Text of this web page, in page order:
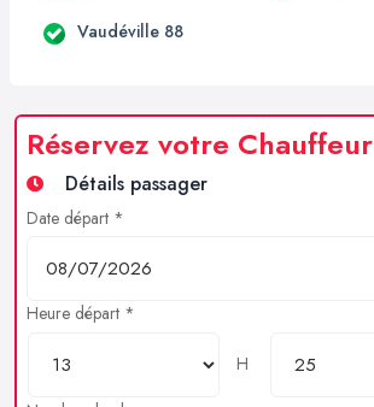
Vaudéville 88
Réservez votre Chauffeur
Détails passager
Date départ *
Heure départ *
H